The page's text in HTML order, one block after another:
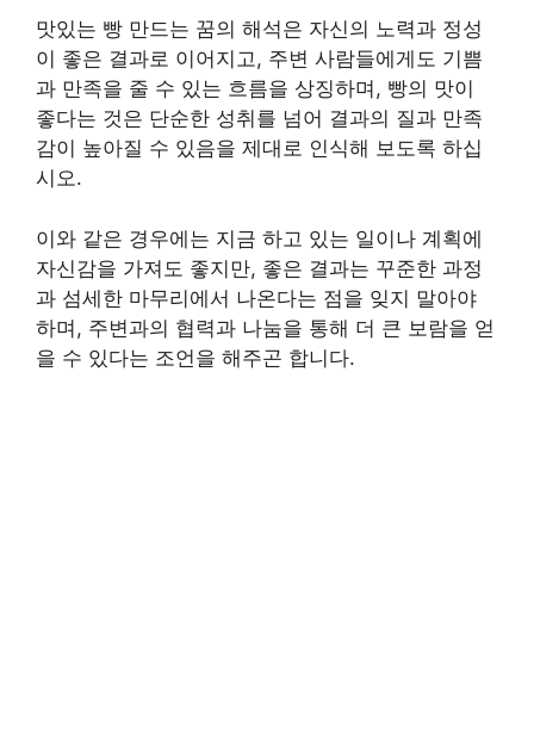
맛있는 빵 만드는 꿈의 해석은 자신의 노력과 정성
이 좋은 결과로 이어지고, 주변 사람들에게도 기쁨
과 만족을 줄 수 있는 흐름을 상징하며, 빵의 맛이
좋다는 것은 단순한 성취를 넘어 결과의 질과 만족
감이 높아질 수 있음을 제대로 인식해 보도록 하십
시오.
이와 같은 경우에는 지금 하고 있는 일이나 계획에
자신감을 가져도 좋지만, 좋은 결과는 꾸준한 과정
과 섬세한 마무리에서 나온다는 점을 잊지 말아야
하며, 주변과의 협력과 나눔을 통해 더 큰 보람을 얻
을 수 있다는 조언을 해주곤 합니다.